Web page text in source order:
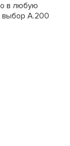
в любую
выбор A.200